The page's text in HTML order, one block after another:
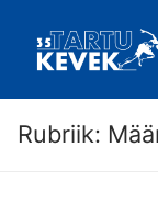
content
Rubriik: